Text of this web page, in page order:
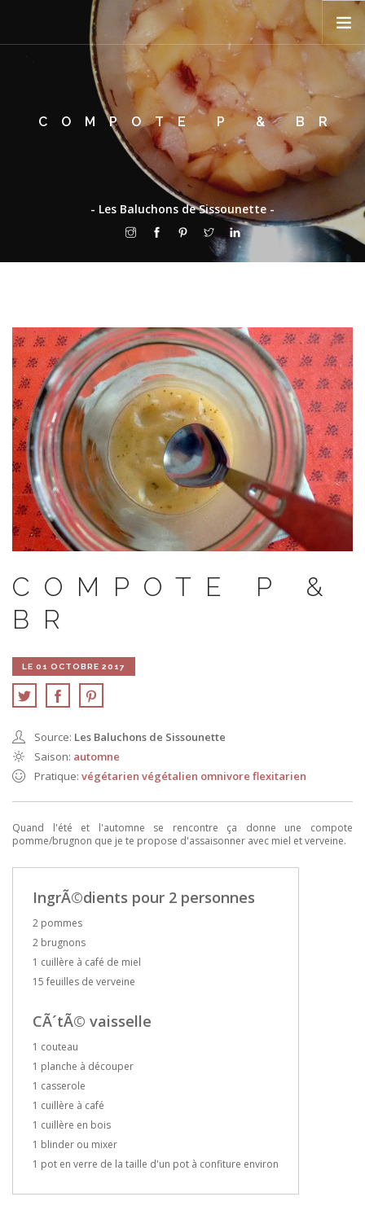
RECETTES
COMPOTE P & BR
- Les Baluchons de Sissounette -
COMPOTE P &
BR
LE 01 OCTOBRE 2017
Source: Les Baluchons de Sissounette
Saison: automne
Pratique: végétarien végétalien omnivore flexitarien
Quand l'été et l'automne se rencontre ça donne une compote
pomme/brugnon que je te propose d'assaisonner avec miel et verveine.
IngrÃ©dients pour 2 personnes
2 pommes
2 brugnons
1 cuillère à café de miel
15 feuilles de verveine
CÃ´tÃ© vaisselle
1 couteau
1 planche à découper
1 casserole
1 cuillère à café
1 cuillère en bois
1 blinder ou mixer
1 pot en verre de la taille d'un pot à confiture environ